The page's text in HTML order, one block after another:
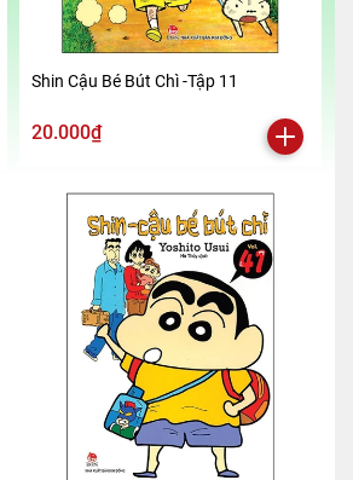
Shin Cậu Bé Bút Chì -Tập 11
20.000₫